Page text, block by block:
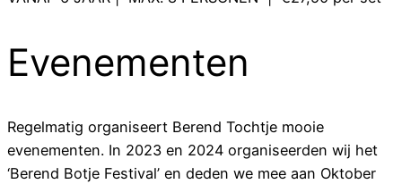
Evenementen
Regelmatig organiseert Berend Tochtje mooie
evenementen. In 2023 en 2024 organiseerden wij het
‘Berend Botje Festival’ en deden we mee aan Oktober